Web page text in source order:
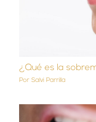
¿Qué es la
PorSalvi Parrilla